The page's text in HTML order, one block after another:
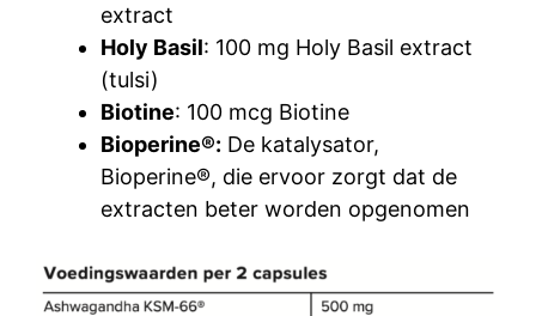
extract
Holy Basil: 100 mg Holy Basil extract
(tulsi)
Biotine: 100 mcg Biotine
Bioperine®: De katalysator,
Bioperine®, die ervoor zorgt dat de
extracten beter worden opgenomen